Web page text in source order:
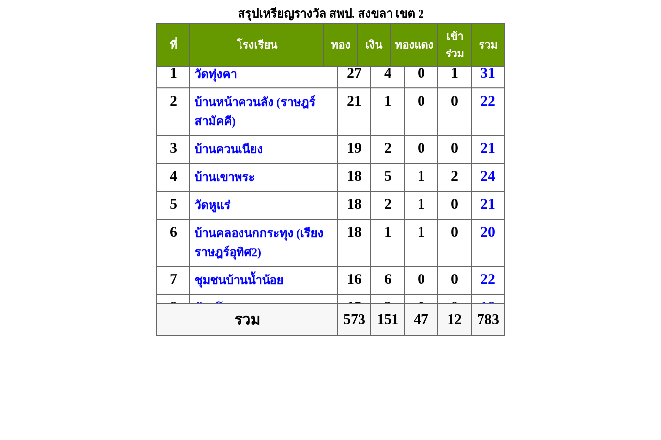
สรุปเหรียญรางวัล สพป. สงขลา เขต 2
ที่ โรงเรียน ทอง เงิน ทองแดง
เข้า
ร่วม
รวม
1 วัดทุ่งคา 27 4 0 1 31
2
บ้านหน้าควนลัง (ราษฎร์
สามัคคี)
21 1 0 0 22
3 บ้านควนเนียง 19 2 0 0
21
4
บ้านเขาพระ 18 5 1 2
24
5
วัดหูแร่ 18 2 1 0
21
6
บ้านคลองนกกระทุง (เรียง
ราษฎร์อุทิศ2)
18 1 1 0 20
7 ชุมชนบ้านน้ำน้อย 16 6 0 0
22
8
บ้านโคกเมา 15 3 0 0
18
9
บ้านหาร 15 2 4 1
21
รวม 573 151 47 12 783